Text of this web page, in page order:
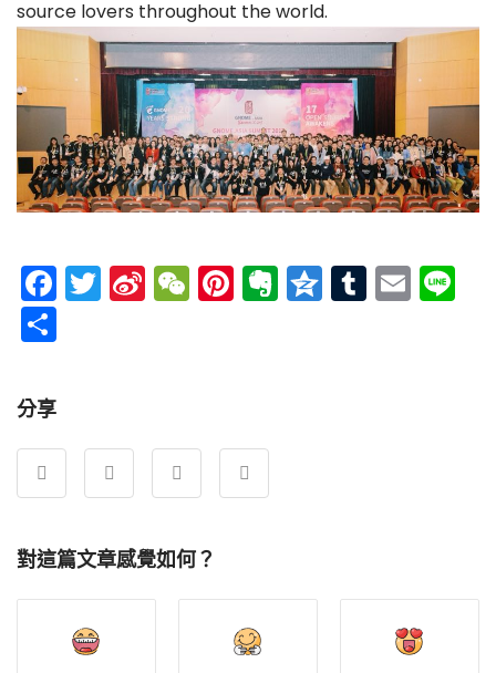
source lovers throughout the world.
Facebook
Twitter
Sina
Weibo
WeChat
Pinterest
Evernote
Qzone
Tumblr
分享
對這篇文章感覺如何？